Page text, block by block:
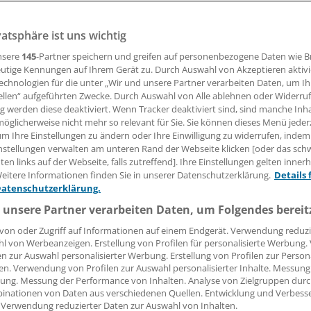
Eierkuchen bei der KBV? Wohl kaum! Die Konflikte der
nicht einfach abwählen. Sie schwelen weiter, aber der
Fricke
06:22 Uhr
Aufbruchstimmung" stellte die neue Vorsitzende
Petra Reis-Berkowicz am Ende der zweitägigen
Sitzung und der Vorstandswahlen fest. Jetzt könne man
einer einstimmig gefassten Resolution hatten die
fairen sachorientierten Zusammenarbeit" bekräftigt. Damit
ist uns wichtig
145-Partner speichern und greifen auf personenbezogene Daten wie
Kennungen auf Ihrem Gerät zu. Durch Auswahl von Akzeptieren
für die unter „Wir und unsere Partner verarbeiten Daten, um
aufgeführten Zwecke. Durch Auswahl von Alle ablehnen oder
werden diese deaktiviert. Wenn Tracker deaktiviert sind, sind manche
nicht mehr so relevant für Sie. Sie können dieses Menü
Ihre Einstellungen zu ändern oder Ihre Einwilligung zu widerrufen, indem
verwalten am unteren Rand der Webseite klicken [oder das
links auf der Webseite, falls zutreffend]. Ihre Einstellungen gelten
Informationen finden Sie in unserer Datenschutzerklärung. Details
Partner verarbeiten Daten, um Folgendes
oder Zugriff auf Informationen auf einem Endgerät. Verwendung
von Werbeanzeigen. Erstellung von Profilen für personalisierte
zur Auswahl personalisierter Werbung. Erstellung von Profilen zur
Verwendung von Profilen zur Auswahl personalisierter Inhalte.
Messung der Performance von Inhalten. Analyse von Zielgruppen
von Daten aus verschiedenen Quellen. Entwicklung und
reduzierter Daten zur Auswahl von Inhalten.